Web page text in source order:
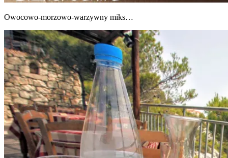
Owo­co­wo-morzo­wo-warzyw­ny miks…